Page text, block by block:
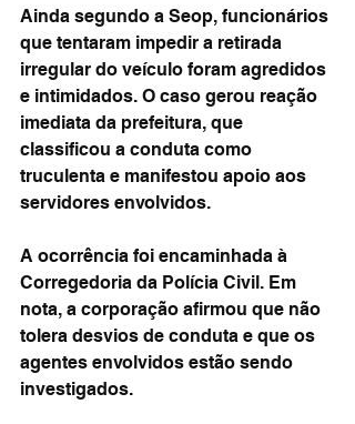
Ainda segundo a Seop, funcionários
que tentaram impedir a retirada
irregular do veículo foram agredidos
e intimidados. O caso gerou reação
imediata da prefeitura, que
classificou a conduta como
truculenta e manifestou apoio aos
servidores envolvidos.
A ocorrência foi encaminhada à
Corregedoria da Polícia Civil. Em
nota, a corporação afirmou que não
tolera desvios de conduta e que os
agentes envolvidos estão sendo
investigados.